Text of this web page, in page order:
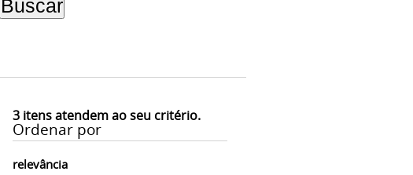
3itens atendem ao seu critério.
Ordenar por
relevância